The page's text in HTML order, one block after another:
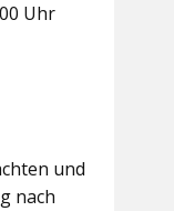
Uhr
und
nach